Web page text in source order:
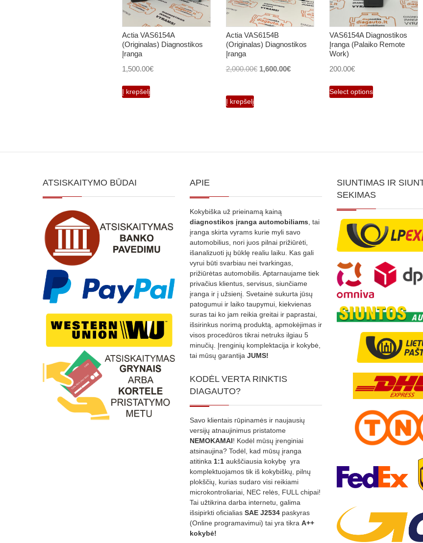
Actia VAS6154A
(Originalas) Diagnostikos
Įranga
1,500.00€
Į krepšelį
Actia VAS6154B
(Originalas) Diagnostikos
Įranga
2,000.00€ Original
1,600.00€Current
Į krepšelį
VAS6154A Diagnostikos
Įranga (Palaiko Remote
Work)
200.00€
Select options
ATSISKAITYMO BŪDAI APIE
Kokybiška už prieinamą kainą
diagnostikos įranga automobiliams , tai
įranga skirta vyrams kurie myli savo
automobilius, nori juos pilnai prižiūrėti,
išanalizuoti jų būklę realiu laiku. Kas gali
vyrui būti svarbiau nei tvarkingas,
prižiūrėtas automobilis. Aptarnaujame tiek
privačius klientus, servisus, siunčiame
įranga ir į užsienį. Svetainė sukurta jūsų
patogumui ir laiko taupymui, kiekvienas
suras tai ko jam reikia greitai ir paprastai,
išsirinkus norimą produktą, apmokėjimas ir
visos procedūros tikrai netruks ilgiau 5
minučių. Įrenginių komplektacija ir kokybė,
tai mūsų garantija JUMS!
KODĖL VERTA RINKTIS
DIAGAUTO?
Savo klientais rūpinamės ir naujausių
versijų atnaujinimus pristatome
NEMOKAMAI! Kodėl mūsų įrenginiai
atsinaujina? Todėl, kad mūsų įranga
atitinka 1:1 aukščiausia kokybę yra
komplektuojamos tik iš kokybiškų, pilnų
plokščių, kurias sudaro visi reikiami
microkontroliariai, NEC relės, FULL chipai!
Tai užtikrina darba internetu, galima
išsipirkti oficialias SAE J2534 paskyras
(Online programavimui) tai yra tikra A++
kokybė!
SIUNTIMAS IR
SEKIMAS